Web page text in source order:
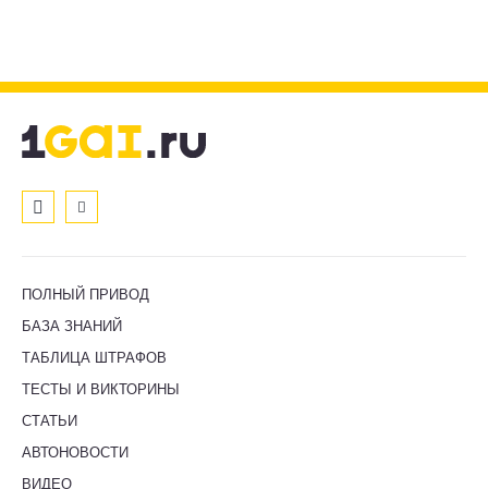
ПОЛНЫЙ ПРИВОД
БАЗА ЗНАНИЙ
ТАБЛИЦА ШТРАФОВ
ТЕСТЫ И ВИКТОРИНЫ
СТАТЬИ
АВТОНОВОСТИ
ВИДЕО